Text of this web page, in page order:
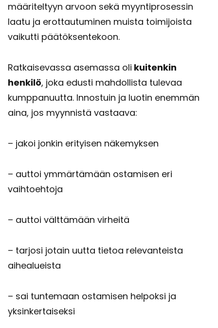
määriteltyyn arvoon sekä myyntiprosessin
laatu ja erottautuminen muista toimijoista
vaikutti päätöksentekoon.
Ratkaisevassa asemassa oli kuitenkin
henkilö, joka edusti mahdollista tulevaa
kumppanuutta. Innostuin ja luotin enemmän
aina, jos myynnistä vastaava:
– jakoi jonkin erityisen näkemyksen
– auttoi ymmärtämään ostamisen eri
vaihtoehtoja
– auttoi välttämään virheitä
– tarjosi jotain uutta tietoa relevanteista
aihealueista
– sai tuntemaan ostamisen helpoksi ja
yksinkertaiseksi